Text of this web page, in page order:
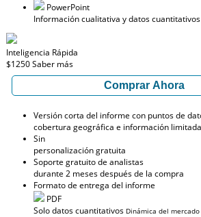
PowerPoint
Información cualitativa y datos
Inteligencia Rápida
$1250Saber más
Comprar Ahora
Versión corta del informe con puntos de
cobertura geográfica e información limitada
Sin
personalización gratuita
Soporte gratuito de analistas
durante 2 meses después de la compra
Formato de entrega del informe
PDF
Solo datos cuantitativos Dinámica del mercado